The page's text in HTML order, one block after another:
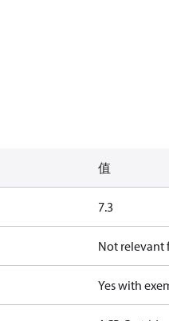
值
7.3
Not relevant
Yes with